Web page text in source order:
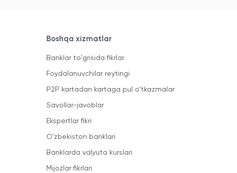
Boshqa xizmatlar
Banklar to'grisida fikrlar
Foydalanuvchilar reytingi
P2P kartadan kartaga pul o'tkazmalar
Savollar-javoblar
Ekspertlar fikri
O'zbekiston banklari
Banklarda valyuta kurslari
Mijozlar fikrlari